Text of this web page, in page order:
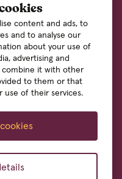
content and ads, to
and to analyse our
about your use of
advertising and
combine it with other
to them or that
use of their services.